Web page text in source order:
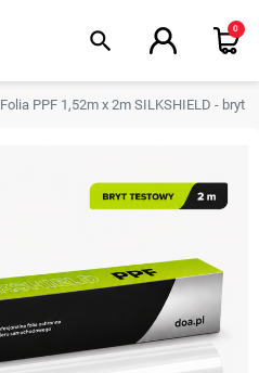
search 0
Folia PPF 1,52m x 2m SILKSHIELD - bryt